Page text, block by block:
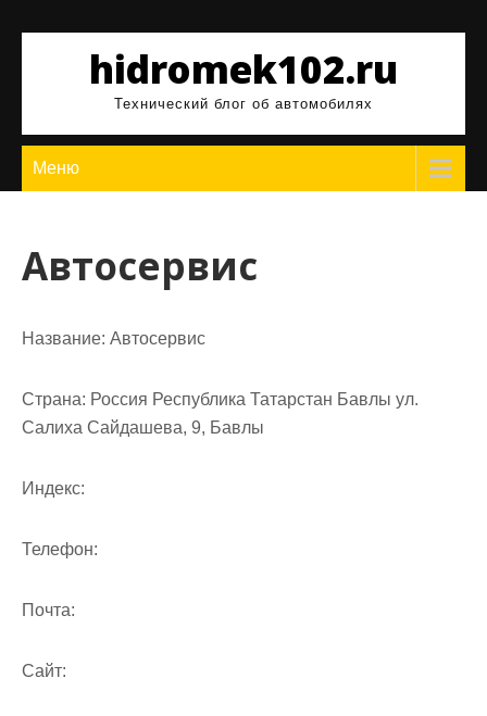
содержимомуhidromek102.ru
Технический блог об автомобилях
Меню
Автосервис
Название: Автосервис
Страна: Россия Республика Татарстан Бавлы ул.
Салиха Сайдашева, 9, Бавлы
Индекс:
Телефон:
Почта:
Cайт: